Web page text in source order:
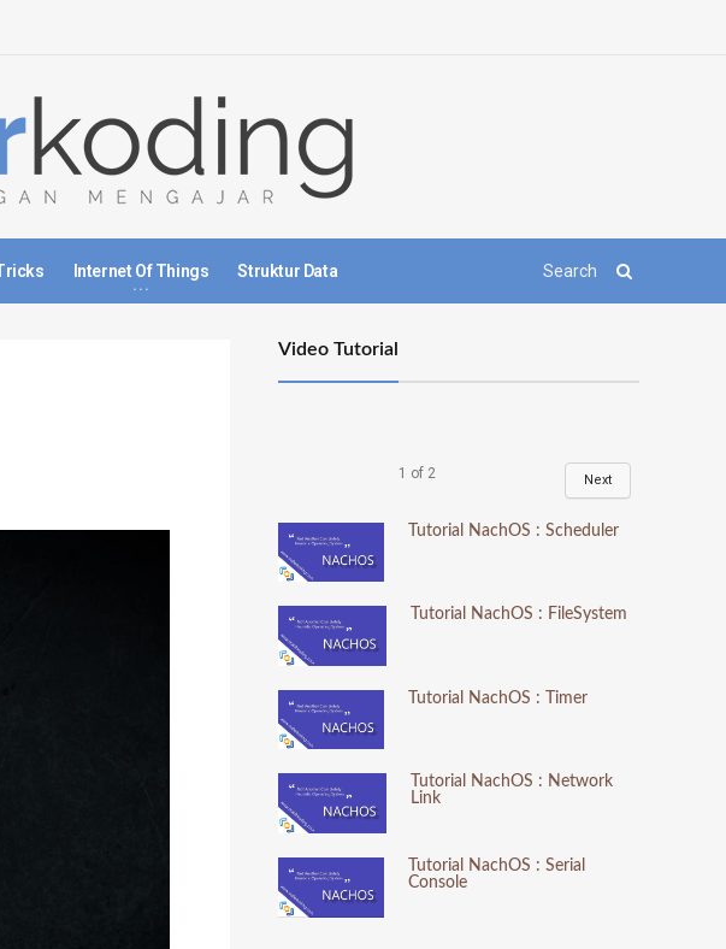
Internet Of Things Struktur Data
Video Tutorial
1 of 2 Next
Tutorial NachOS : Scheduler
Tutorial NachOS : FileSystem
Tutorial NachOS : Timer
Tutorial NachOS : Network
Link
Tutorial NachOS : Serial
Console